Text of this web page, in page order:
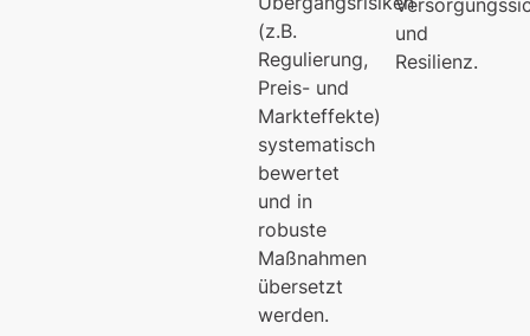
(z.B.
Regulierung,
Preis- und
Markteffekte)
systematisch
bewertet
und in
robuste
Maßnahmen
übersetzt
werden.
und
Resilienz.